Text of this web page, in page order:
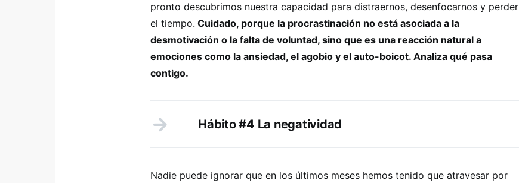
pronto descubrimos nuestra capacidad para distraernos, desenfocarnos y perder
el tiempo. Cuidado, porque la procrastinación no está asociada a la
desmotivación o la falta de voluntad, sino que es una reacción natural a
emociones como la ansiedad, el agobio y el auto-boicot. Analiza qué pasa
contigo.
Hábito #4 La negatividad
Nadie puede ignorar que en los últimos meses hemos tenido que atravesar por